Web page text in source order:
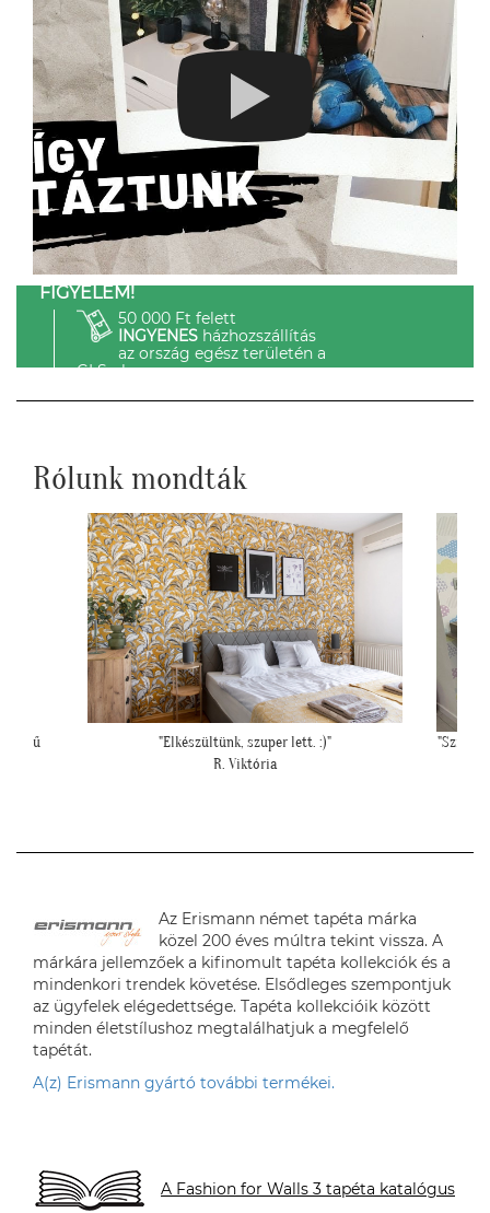
FIGYELEM!
50 000 Ft felett
INGYENESházhozszállítás
az ország egész területén a
GLS-el.
Rólunk mondták
"Szia Kriszti! Ígértem neked képeket. Ilyen lett a
baba sarok a tapétával."
Az Erismann német tapéta márka
közel 200 éves múltra tekint vissza. A
márkára jellemzőek a kifinomult tapéta kollekciók és a
mindenkori trendek követése. Elsődleges szempontjuk
az ügyfelek elégedettsége. Tapéta kollekcióik között
minden életstílushoz megtalálhatjuk a megfelelő
tapétát.
A(z) Erismann gyártó további termékei.
A Fashion for Walls 3 tapéta katalógus